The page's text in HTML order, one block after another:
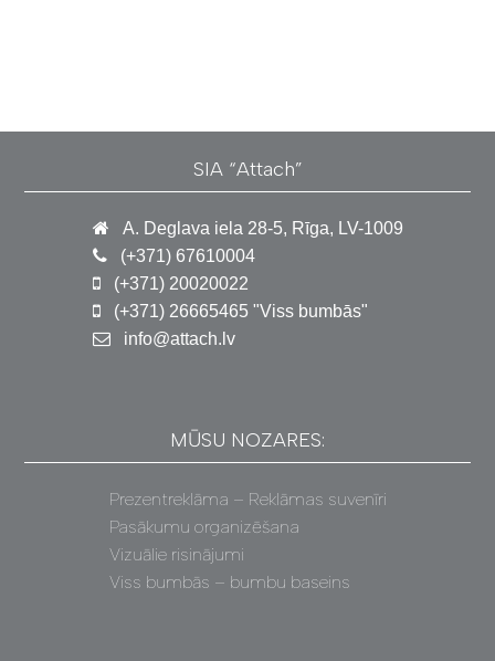
SIA “Attach”
A. Deglava iela 28-5, Rīga, LV-1009
(+371) 67610004
(+371) 20020022
(+371) 26665465 "Viss bumbās"
info@attach.lv
MŪSU NOZARES:
Prezentreklāma – Reklāmas suvenīri
Pasākumu organizēšana
Vizuālie risinājumi
Viss bumbās – bumbu baseins